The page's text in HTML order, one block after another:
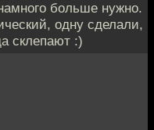
больше нужно.
одну сделали,
склепают :)